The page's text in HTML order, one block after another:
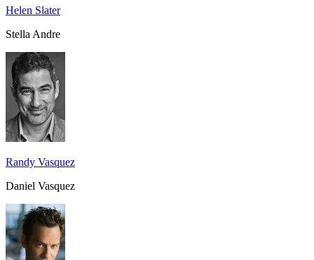
Helen Slater
Stella Andre
Randy Vasquez
Daniel Vasquez